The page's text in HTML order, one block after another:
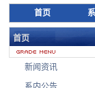
首页
首页
新闻资讯